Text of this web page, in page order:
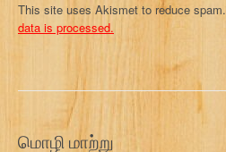
This site uses Akismet to reduce spam.
data is processed.
மொழி மாற்று